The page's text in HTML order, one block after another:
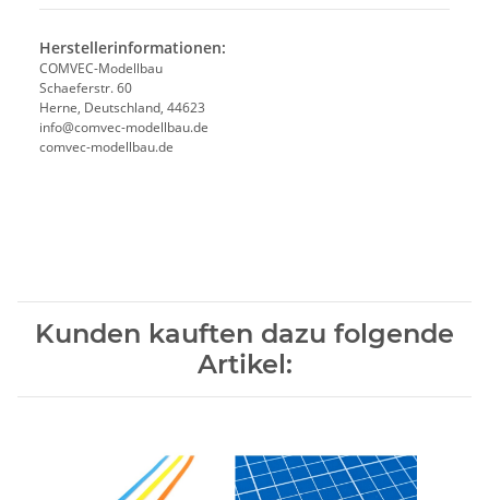
Herstellerinformationen:
COMVEC-Modellbau
Schaeferstr. 60
Herne, Deutschland, 44623
info@comvec-modellbau.de
comvec-modellbau.de
Kunden kauften dazu folgende
Artikel: